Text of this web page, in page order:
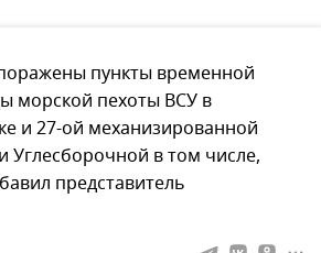
пункты временной
морской пехоты ВСУ в
и 27-ой механизированной
Углесборочной в том числе,
представитель